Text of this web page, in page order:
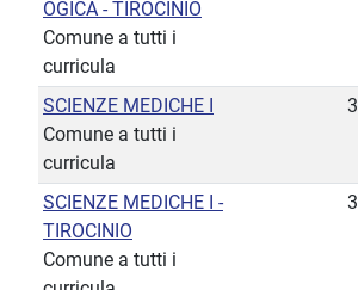
OGICA - TIROCINIO
Comune a tutti i
curricula
SCIENZE MEDICHE I
Comune a tutti i
curricula
3
SCIENZE MEDICHE I -
TIROCINIO
Comune a tutti i
3